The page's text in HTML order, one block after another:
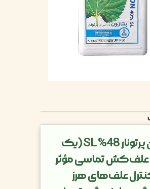
بنتازون پرتونار 48% SL (یک
علف‌کش تماسی مؤثر
علف‌های هرز